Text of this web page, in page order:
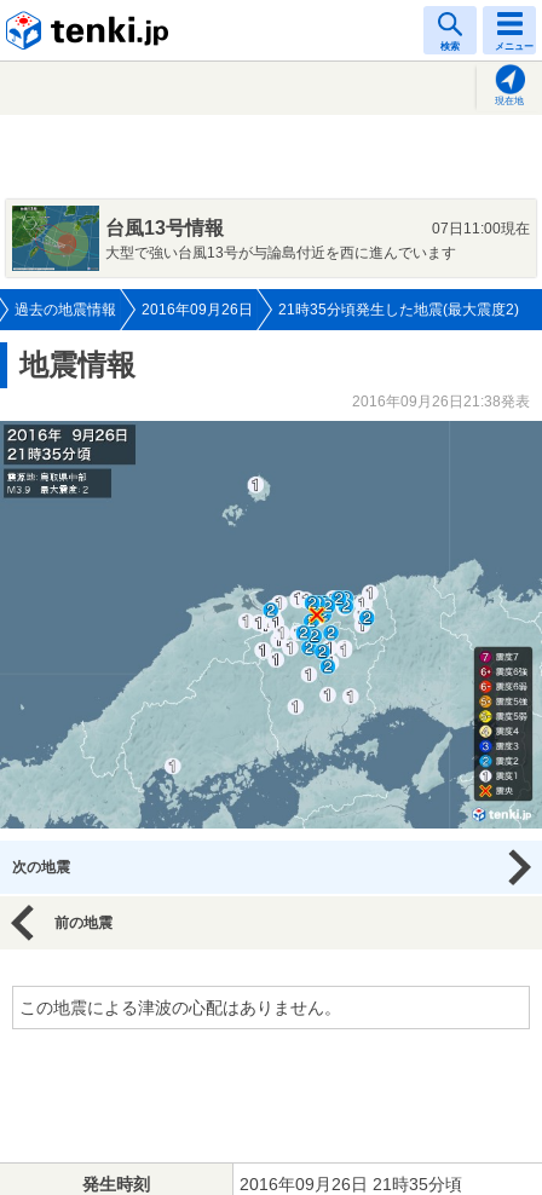
検索 メニュー
現在地
台風13号情報
07日11:00現在
大型で強い台風13号が与論島付近を西に進んでいます
過去の地震情報 2016年09月26日 21時35分頃発生した地震(最大震度2)
地震情報
2016年09月26日21:38発表
次の地震
前の地震
この地震による津波の心配はありません。
発生時刻 2016年09月26日 21時35分頃